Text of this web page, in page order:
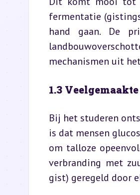
fermentatie
hand gaan. De
mechanismen uit
1.3
Bij het studeren
is dat mensen
om talloze
verbranding met
gist) geregeld door